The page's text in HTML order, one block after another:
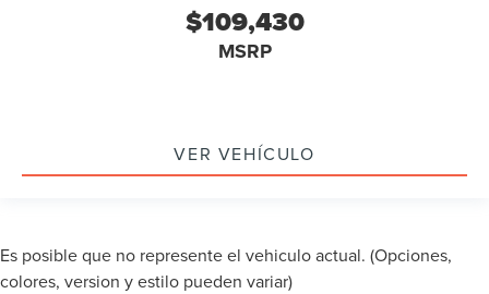
$109,430
MSRP
VER VEHÍCULO
Es posible que no represente el vehiculo actual. (Opciones,
colores, version y estilo pueden variar)